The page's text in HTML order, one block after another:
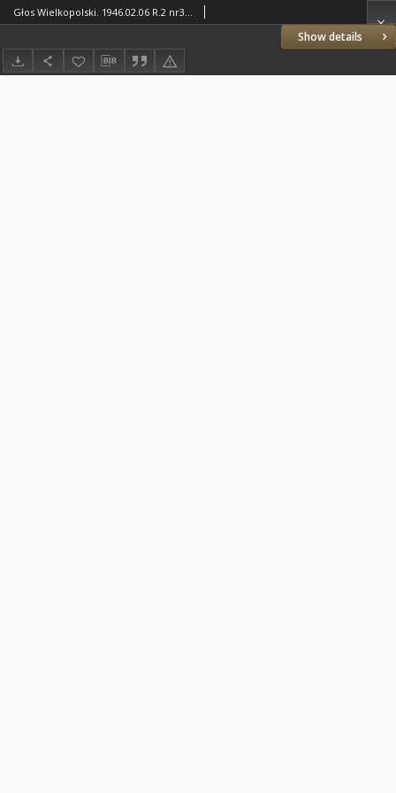
Show details
Głos Wielkopolski. 1946.02.06 R.2 nr35 Wyd.A